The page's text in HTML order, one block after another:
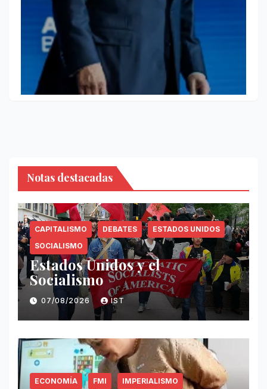
Notas destacadas
CAPITALISMO DEBATES
ESTADOS UNIDOS
SOCIALISMO
Estados Unidos y el
Socialismo
07/08/2026 IST
ECONOMÍA FMI IMPERIALISMO